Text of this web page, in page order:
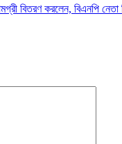
বিতরণ করলেন, বিএনপি